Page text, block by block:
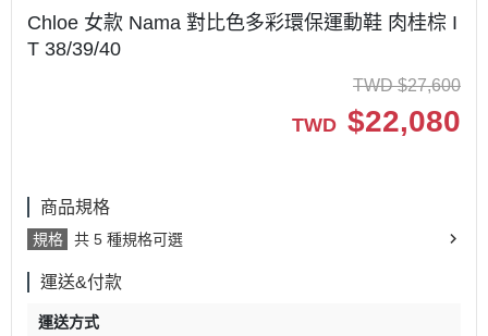
Chloe 女款 Nama 對比色多彩環保運動鞋 肉桂棕 I
T 38/39/40
TWD $27,600
TWD $22,080
商品規格
規格 共 5 種規格可選
運送&付款
運送方式